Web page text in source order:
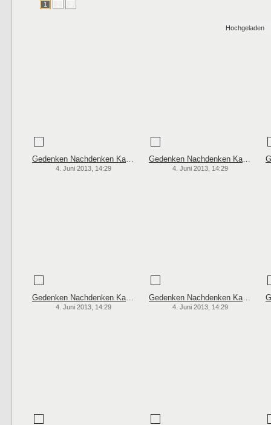
1
Hochgeladen
Gedenken Nachdenken Karten
4. Juni 2013, 14:29
Gedenken Nachdenken Karten
4. Juni 2013, 14:29
Gedenken Nachdenken Karten
4. Juni 2013, 14:29
Gedenken Nachdenken Karten
4. Juni 2013, 14:29